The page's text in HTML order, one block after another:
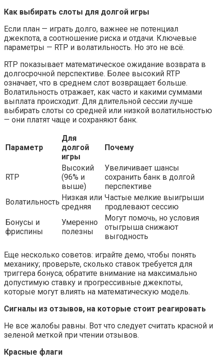
Как выбирать слоты для долгой игры
Если план — играть долго, важнее не потенциал
джекпота, а соотношение риска и отдачи. Ключевые
параметры — RTP и волатильность. Но это не всё.
RTP показывает математическое ожидание возврата в
долгосрочной перспективе. Более высокий RTP
означает, что в среднем слот возвращает больше.
Волатильность отражает, как часто и какими суммами
выплата происходит. Для длительной сессии лучше
выбирать слоты со средней или низкой волатильностью
— они платят чаще и сохраняют банк.
Параметр
Для
долгой
игры
Почему
RTP
Высокий
(96% и
выше)
Увеличивает шансы
сохранить банк в долгой
перспективе
Волатильность Низкая или
средняя
Частые мелкие выигрыши
продлевают сессию
Бонусы и
фриспины
Умеренно
полезны
Могут помочь, но условия
отыгрыша снижают
выгодность
Еще несколько советов: играйте демо, чтобы понять
механику; проверьте, сколько ставок требуется для
триггера бонуса; обратите внимание на максимально
допустимую ставку и прогрессивные джекпоты,
которые могут влиять на математическую модель.
Сигналы из отзывов, на которые стоит реагировать
Не все жалобы равны. Вот что следует считать красной и
зеленой меткой при чтении отзывов.
Красные флаги